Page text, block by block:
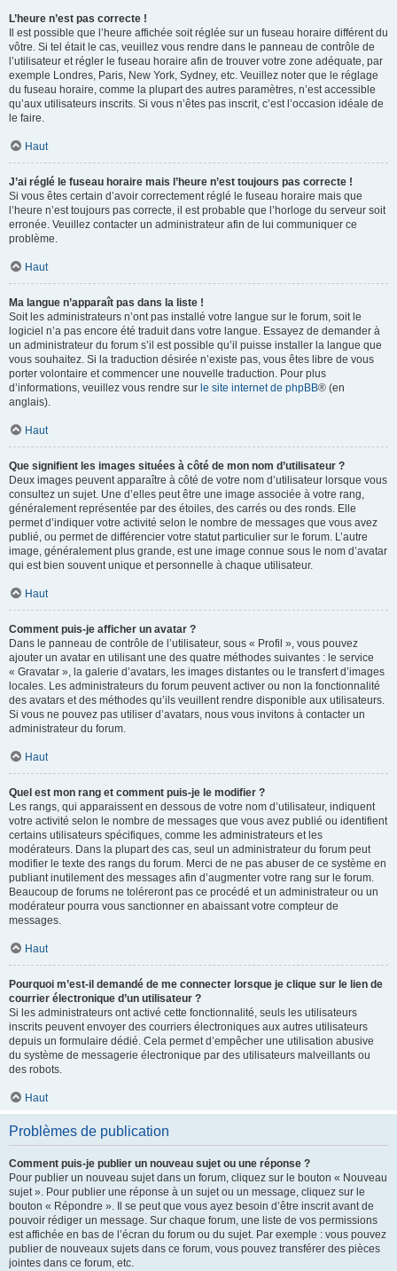
L’heure n’est pas correcte !
Il est possible que l’heure affichée soit réglée sur un fuseau horaire différent du
vôtre. Si tel était le cas, veuillez vous rendre dans le panneau de contrôle de
l’utilisateur et régler le fuseau horaire afin de trouver votre zone adéquate, par
exemple Londres, Paris, New York, Sydney, etc. Veuillez noter que le réglage
du fuseau horaire, comme la plupart des autres paramètres, n’est accessible
qu’aux utilisateurs inscrits. Si vous n’êtes pas inscrit, c’est l’occasion idéale de
le faire.
Haut
J’ai réglé le fuseau horaire mais l’heure n’est toujours pas correcte !
Si vous êtes certain d’avoir correctement réglé le fuseau horaire mais que
l’heure n’est toujours pas correcte, il est probable que l’horloge du serveur soit
erronée. Veuillez contacter un administrateur afin de lui communiquer ce
problème.
Haut
Ma langue n’apparaît pas dans la liste !
Soit les administrateurs n’ont pas installé votre langue sur le forum, soit le
logiciel n’a pas encore été traduit dans votre langue. Essayez de demander à
un administrateur du forum s’il est possible qu’il puisse installer la langue que
vous souhaitez. Si la traduction désirée n’existe pas, vous êtes libre de vous
porter volontaire et commencer une nouvelle traduction. Pour plus
d’informations, veuillez vous rendre sur le site internet de phpBB® (en
anglais).
Haut
Que signifient les images situées à côté de mon nom d’utilisateur ?
Deux images peuvent apparaître à côté de votre nom d’utilisateur lorsque vous
consultez un sujet. Une d’elles peut être une image associée à votre rang,
généralement représentée par des étoiles, des carrés ou des ronds. Elle
permet d’indiquer votre activité selon le nombre de messages que vous avez
publié, ou permet de différencier votre statut particulier sur le forum. L’autre
image, généralement plus grande, est une image connue sous le nom d’avatar
qui est bien souvent unique et personnelle à chaque utilisateur.
Haut
Comment puis-je afficher un avatar ?
Dans le panneau de contrôle de l’utilisateur, sous « Profil », vous pouvez
ajouter un avatar en utilisant une des quatre méthodes suivantes : le service
« Gravatar », la galerie d’avatars, les images distantes ou le transfert d’images
locales. Les administrateurs du forum peuvent activer ou non la fonctionnalité
des avatars et des méthodes qu’ils veuillent rendre disponible aux utilisateurs.
Si vous ne pouvez pas utiliser d’avatars, nous vous invitons à contacter un
administrateur du forum.
Haut
Quel est mon rang et comment puis-je le modifier ?
Les rangs, qui apparaissent en dessous de votre nom d’utilisateur, indiquent
votre activité selon le nombre de messages que vous avez publié ou identifient
certains utilisateurs spécifiques, comme les administrateurs et les
modérateurs. Dans la plupart des cas, seul un administrateur du forum peut
modifier le texte des rangs du forum. Merci de ne pas abuser de ce système en
publiant inutilement des messages afin d’augmenter votre rang sur le forum.
Beaucoup de forums ne toléreront pas ce procédé et un administrateur ou un
modérateur pourra vous sanctionner en abaissant votre compteur de
messages.
Haut
Pourquoi m’est-il demandé de me connecter lorsque je clique sur le lien de
courrier électronique d’un utilisateur ?
Si les administrateurs ont activé cette fonctionnalité, seuls les utilisateurs
inscrits peuvent envoyer des courriers électroniques aux autres utilisateurs
depuis un formulaire dédié. Cela permet d’empêcher une utilisation abusive
du système de messagerie électronique par des utilisateurs malveillants ou
des robots.
Haut
Problèmes de publication
Comment puis-je publier un nouveau sujet ou une réponse ?
Pour publier un nouveau sujet dans un forum, cliquez sur le bouton « Nouveau
sujet ». Pour publier une réponse à un sujet ou un message, cliquez sur le
bouton « Répondre ». Il se peut que vous ayez besoin d’être inscrit avant de
pouvoir rédiger un message. Sur chaque forum, une liste de vos permissions
est affichée en bas de l’écran du forum ou du sujet. Par exemple : vous pouvez
publier de nouveaux sujets dans ce forum, vous pouvez transférer des pièces
jointes dans ce forum, etc.